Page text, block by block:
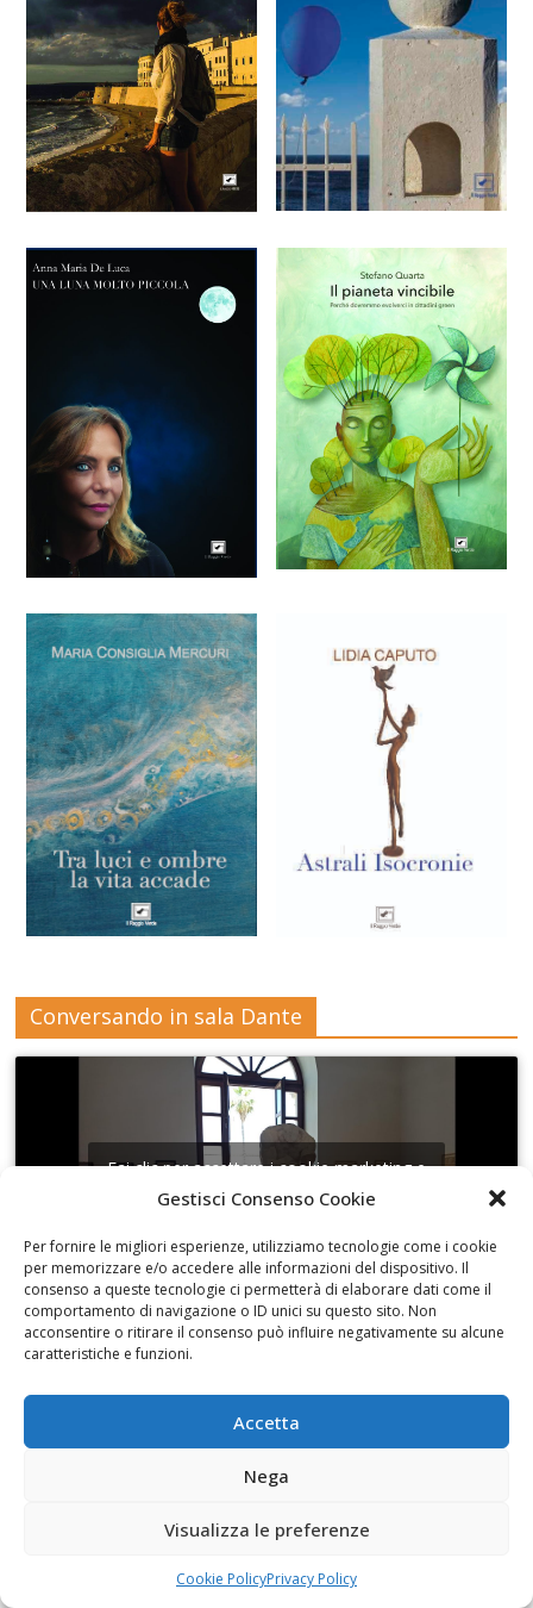
Gestisci Consenso Cookie
Per fornire le migliori esperienze, utilizziamo tecnologie come i cookie
per memorizzare e/o accedere alle informazioni del dispositivo. Il
consenso a queste tecnologie ci permetterà di elaborare dati come il
comportamento di navigazione o ID unici su questo sito. Non
acconsentire o ritirare il consenso può influire negativamente su alcune
caratteristiche e funzioni.
Accetta
Nega
Visualizza le preferenze
Cookie PolicyPrivacy Policy
Conversando in sala Dante
Fai clic per accettare i cookie marketing e
abilitare questo contenuto
Con Monica Albano di Libermedia
Fai clic per accettare i cookie marketing e
abilitare questo contenuto